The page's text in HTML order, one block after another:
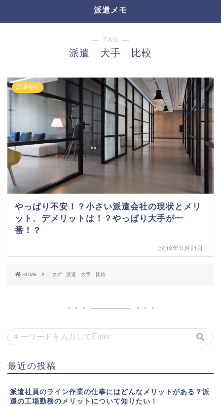
派遣メモ
― TAG ―
派遣 大手 比較
派遣会社
やっぱり不安！？小さい派遣会社の現状とメリ
ット、デメリットは！？やっぱり大手が一
番！？
2018年11月21日
HOME タグ : 派遣 大手 比較
最近の投稿
派遣社員のライン作業の仕事にはどんなメリットがある？派
遣の工場勤務のメリットについて知りたい！